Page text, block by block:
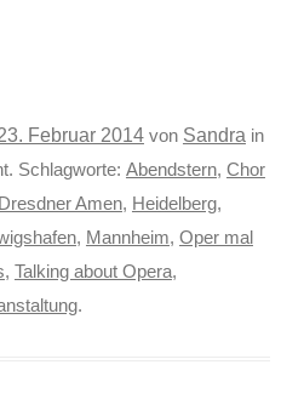
Februar 2014von Sandra in
Schlagworte: Abendstern, Chor
Dresdner Amen, Heidelberg,
, Mannheim, Oper mal
, Talking about Opera,
.